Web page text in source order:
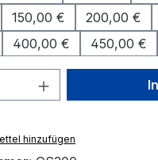
150,00 € 200,00 €
400,00 € 450,00 €
Anzahl: Gib
hinzufügen